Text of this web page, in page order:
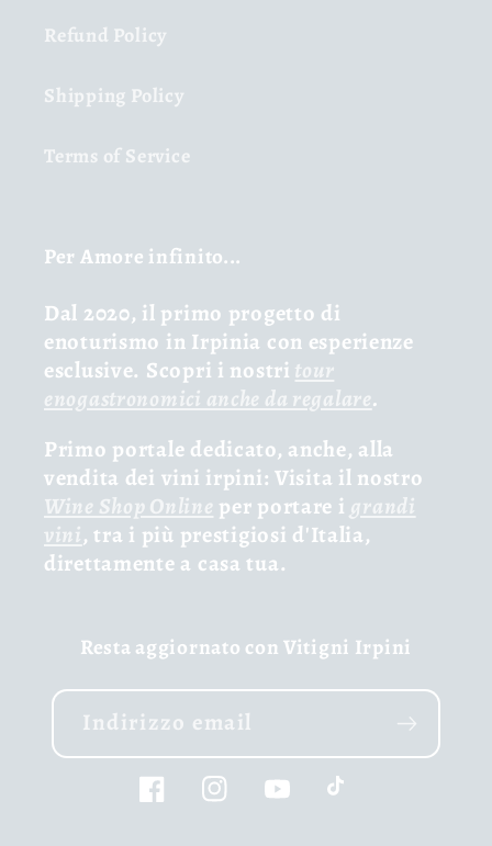
Refund Policy
Shipping Policy
Terms of Service
Per Amore infinito...
Dal 2020, il primo progetto di
enoturismo in Irpinia con esperienze
esclusive. Scopri i nostri tour
enogastronomici anche da regalare.
Primo portale dedicato, anche, alla
vendita dei vini irpini: Visita il nostro
Wine Shop Online per portare i grandi
vini, tra i più prestigiosi d'Italia,
direttamente a casa tua.
Resta aggiornato con Vitigni Irpini
Indirizzo email
FacebookInstagramYouTubeTikTok